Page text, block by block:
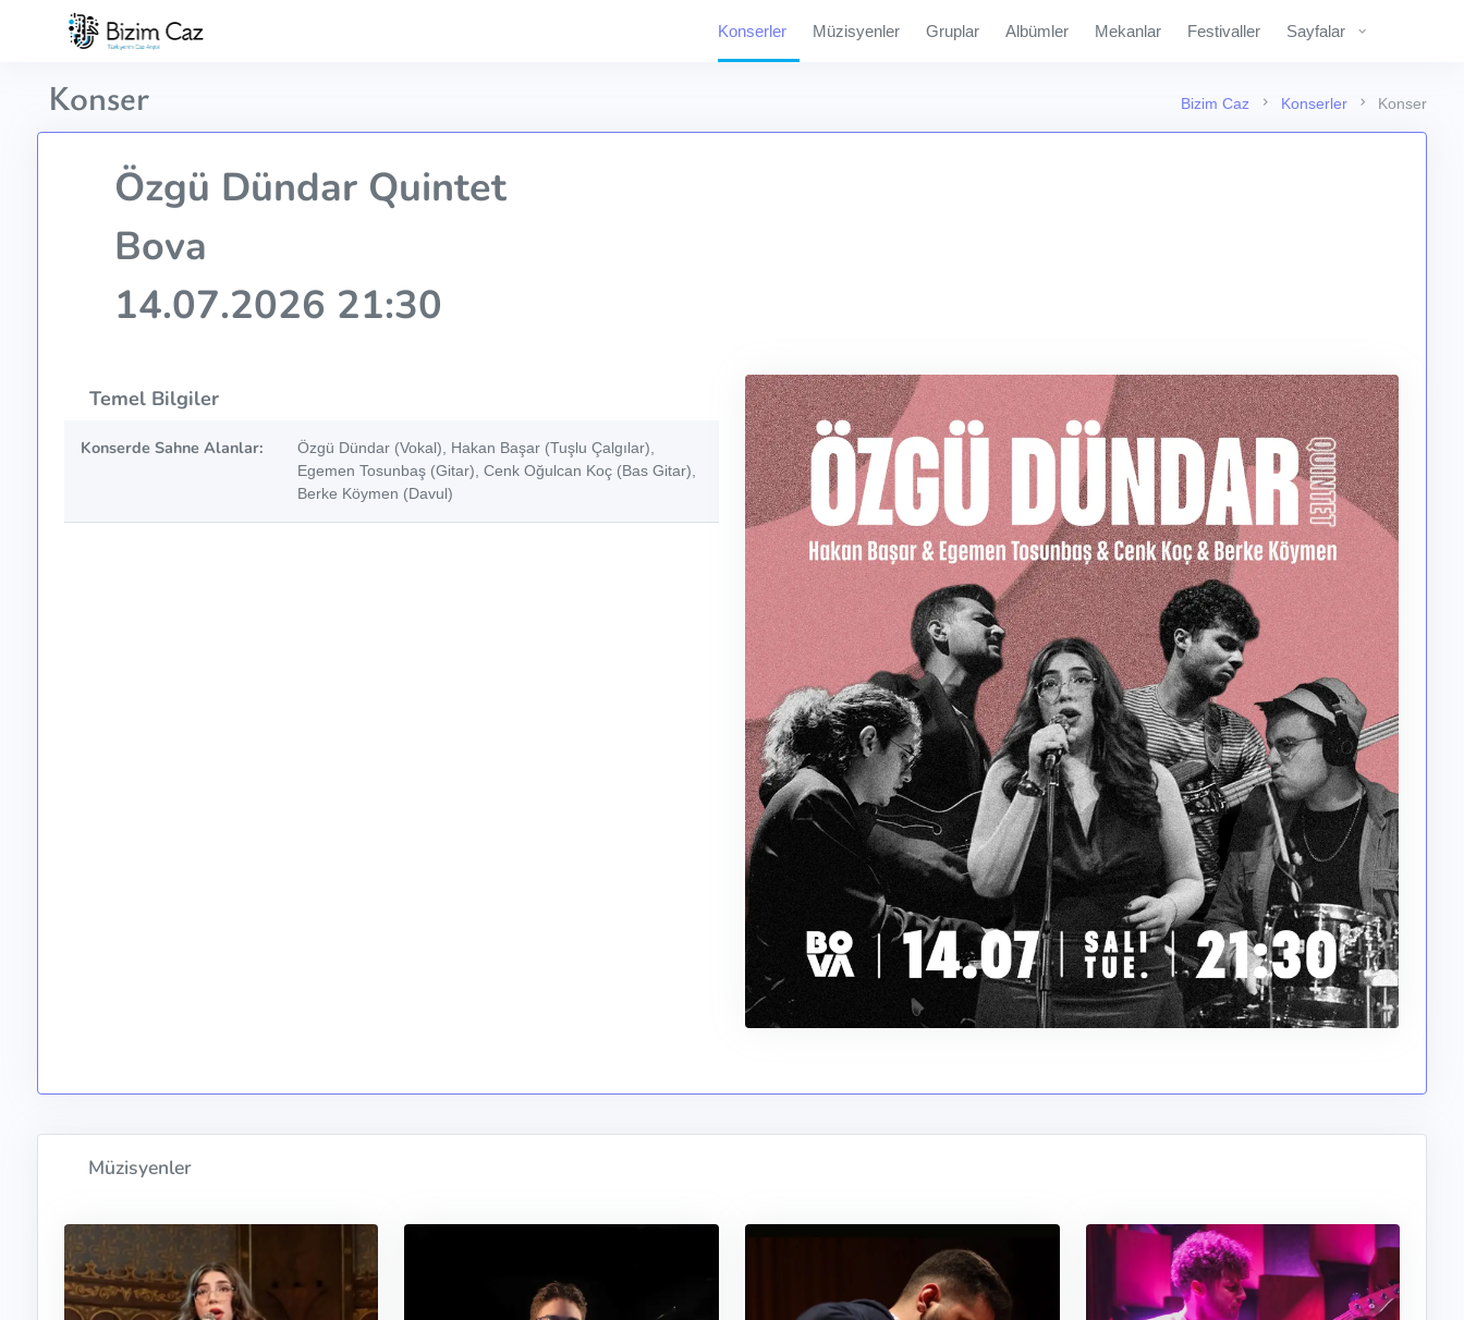
Konserler Müzisyenler Gruplar Albümler Mekanlar Festivaller Sayfalar
Bizim Caz Konserler Konser
Konser
Özgü Dündar Quintet
Bova
14.07.2026 21:30
Temel Bilgiler
Konserde Sahne Alanlar:
Özgü Dündar (Vokal), Hakan Başar (Tuşlu Çalgılar),
Egemen Tosunbaş (Gitar), Cenk Oğulcan Koç (Bas Gitar),
Berke Köymen (Davul)
Müzisyenler